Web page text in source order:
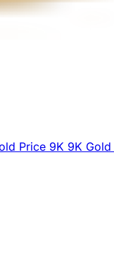
Price 9K 9K Gold